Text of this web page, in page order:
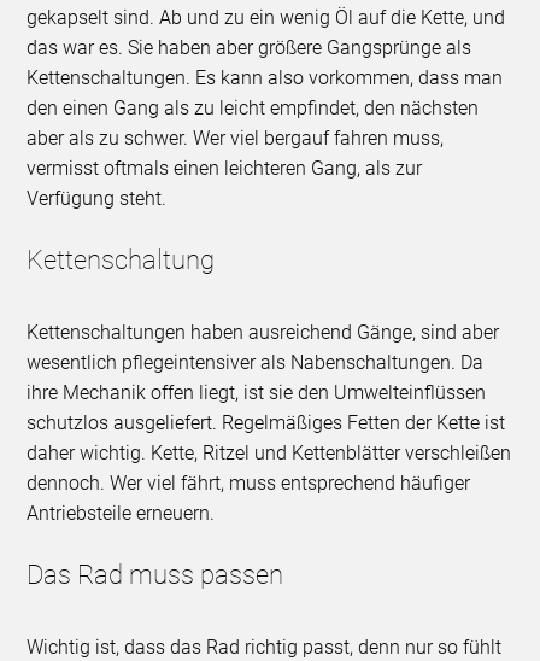
gekapselt sind. Ab und zu ein wenig Öl auf die Kette, und
das war es. Sie haben aber größere Gangsprünge als
Kettenschaltungen. Es kann also vorkommen, dass man
den einen Gang als zu leicht empfindet, den nächsten
aber als zu schwer. Wer viel bergauf fahren muss,
vermisst oftmals einen leichteren Gang, als zur
Verfügung steht.
Kettenschaltung
Kettenschaltungen haben ausreichend Gänge, sind aber
wesentlich pflegeintensiver als Nabenschaltungen. Da
ihre Mechanik offen liegt, ist sie den Umwelteinflüssen
schutzlos ausgeliefert. Regelmäßiges Fetten der Kette ist
daher wichtig. Kette, Ritzel und Kettenblätter verschleißen
dennoch. Wer viel fährt, muss entsprechend häufiger
Antriebsteile erneuern.
Das Rad muss passen
Wichtig ist, dass das Rad richtig passt, denn nur so fühlt